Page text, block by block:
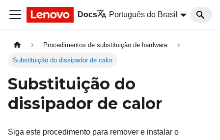
Docs Português do Brasil
Procedimentos de substituição de hardware
Substituição do dissipador de calor
Substituição do
dissipador de calor
Siga este procedimento para remover e instalar o